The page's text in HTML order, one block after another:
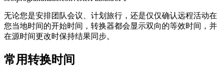
无论您是安排团队会议、计划旅行，还是仅仅确认远程活动在
您当地时间的开始时间，转换器都会显示双向的等效时间，并
在源时间更改时保持结果同步。
常用转换时间